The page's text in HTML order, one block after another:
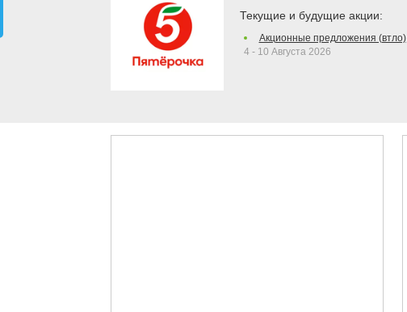
Текущие и будущие акции:
Акционные предложения (втло)
4 - 10 Августа 2026